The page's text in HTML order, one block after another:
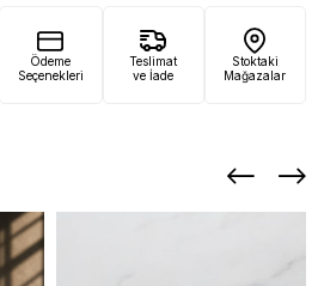
Ödeme
Seçenekleri
Teslimat
ve İade
Stoktaki
Mağazalar